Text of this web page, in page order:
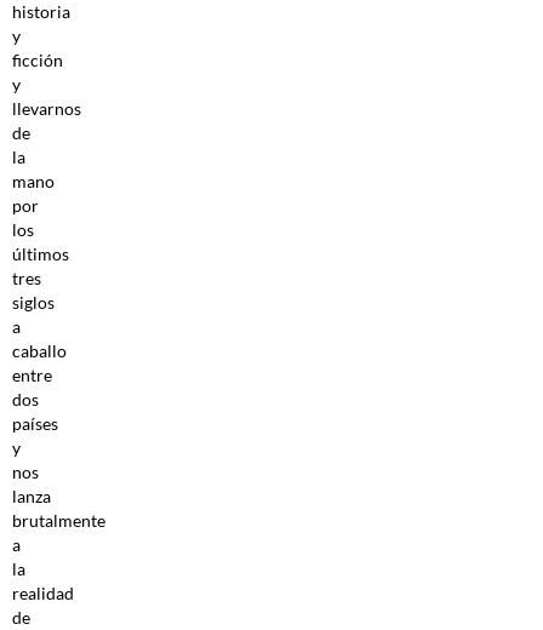
historia
y
ficción
y
llevarnos
de
la
mano
por
los
últimos
tres
siglos
a
caballo
entre
dos
países
y
nos
lanza
brutalmente
a
la
realidad
de